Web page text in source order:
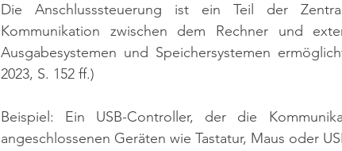
Die Anschlusssteuerung ist ein Teil der
Kommunikation zwischen dem Rechner und
Ausgabesystemen und Speichersystemen
2023, S. 152 ff.)
Beispiel: Ein USB-Controller, der die
angeschlossenen Geräten wie Tastatur, Maus oder